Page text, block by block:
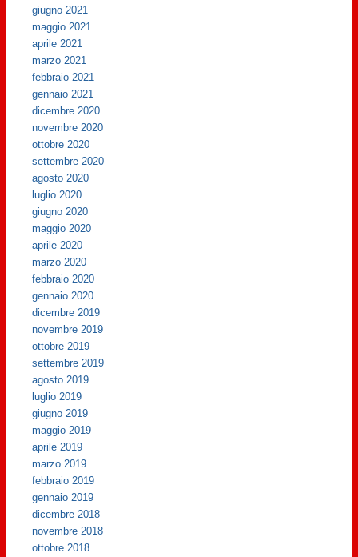
giugno 2021
maggio 2021
aprile 2021
marzo 2021
febbraio 2021
gennaio 2021
dicembre 2020
novembre 2020
ottobre 2020
settembre 2020
agosto 2020
luglio 2020
giugno 2020
maggio 2020
aprile 2020
marzo 2020
febbraio 2020
gennaio 2020
dicembre 2019
novembre 2019
ottobre 2019
settembre 2019
agosto 2019
luglio 2019
giugno 2019
maggio 2019
aprile 2019
marzo 2019
febbraio 2019
gennaio 2019
dicembre 2018
novembre 2018
ottobre 2018